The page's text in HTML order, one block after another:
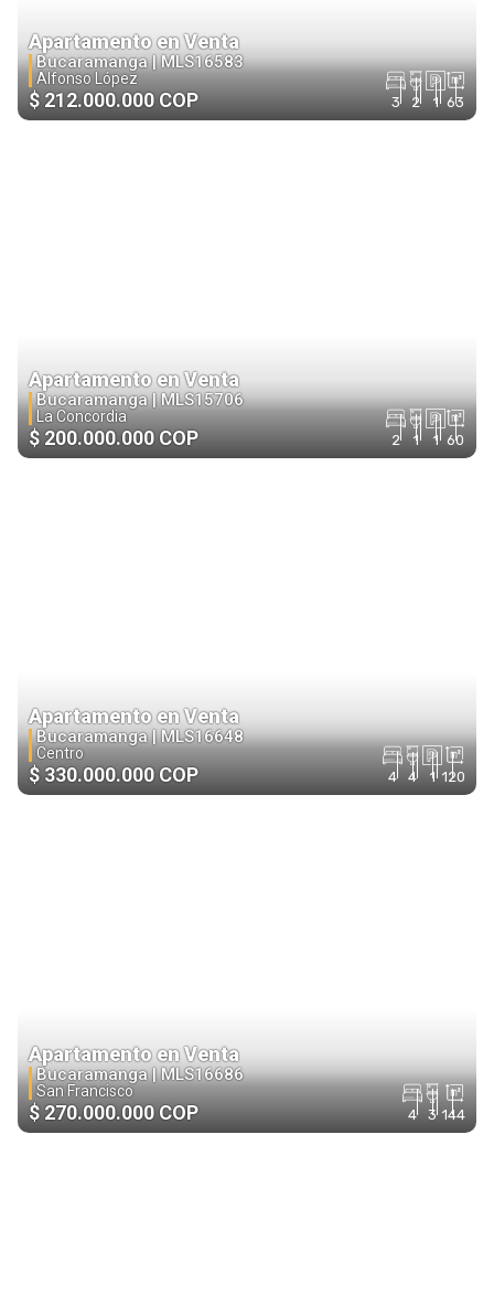
Apartamento en Venta
Bucaramanga |MLS16583
Alfonso López
$ 212.000.000 COP 3 2 1 63
Apartamento en Venta
Bucaramanga |MLS15706
La Concordia
$ 200.000.000 COP 2 1 1 60
Apartamento en Venta
Bucaramanga |MLS16648
Centro
$ 330.000.000 COP 4 4 1 120
Apartamento en Venta
Bucaramanga |MLS16686
San Francisco
$ 270.000.000 COP 4 3 144